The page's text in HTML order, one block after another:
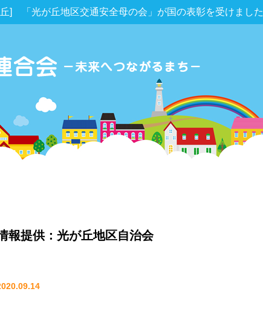
] 「光が丘地区交通安全母の会」が国の表彰を受けました
報提供：光が丘地区自治会